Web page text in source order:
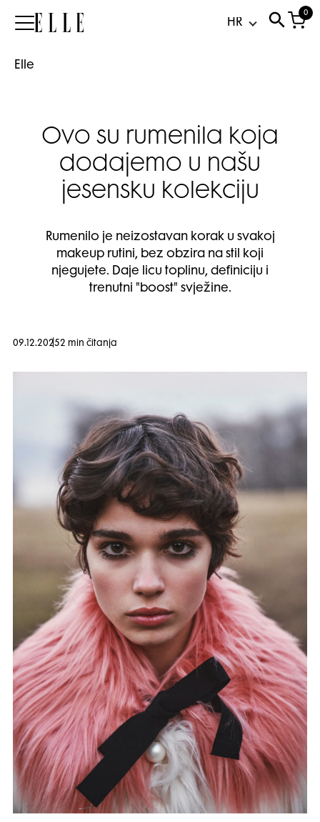
Elle
0
Elle
Ovo su rumenila koja
dodajemo u našu
jesensku kolekciju
Rumenilo je neizostavan korak u svakoj
makeup rutini, bez obzira na stil koji
njegujete. Daje licu toplinu, definiciju i
trenutni "boost" svježine.
09.12.20252 min čitanja